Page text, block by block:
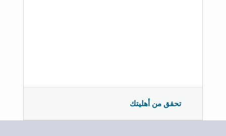
تحقق من أهليتك